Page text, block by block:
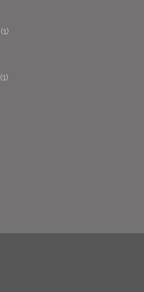
(1)
(1)